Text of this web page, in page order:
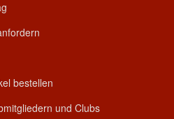
bestellen
und Clubs